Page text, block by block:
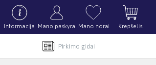
Informacija Mano paskyra Mano norai Krepšelis
Pirkimo gidai